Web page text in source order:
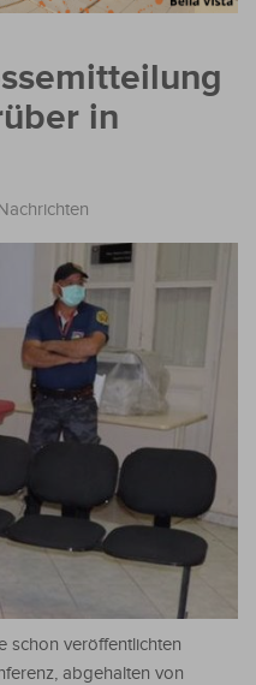
in
schon veröffentlichten
abgehalten von